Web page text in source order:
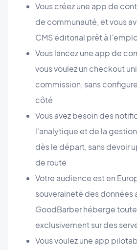
Vous créez une app de
de communauté, et vous
CMS éditorial prêt à
Vous lancez une app de
vous voulez un checkout
commission, sans
côté
Vous avez besoin des
l'analytique et de la
dès le départ, sans devoir
de route
Votre audience est en
souveraineté des données
GoodBarber héberge
exclusivement sur des
Vous voulez une app